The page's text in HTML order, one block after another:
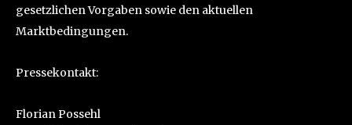
gesetzlichen Vorgaben sowie den aktuellen
Marktbedingungen.
Pressekontakt:
Florian Possehl